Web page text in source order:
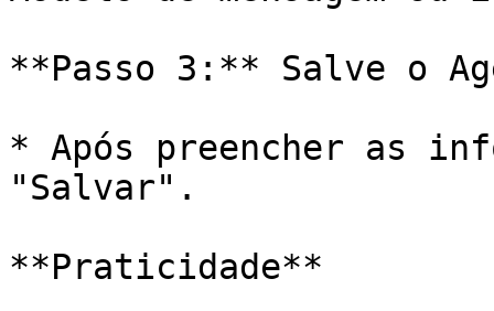
**Passo 3:** Salve o
* Após preencher as
"Salvar".
**Praticidade**